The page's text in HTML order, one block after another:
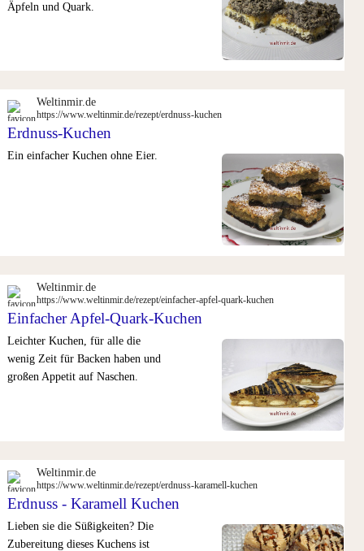
Äpfeln und Quark.
Weltinmir.de
https://www.weltinmir.de/rezept/erdnuss-kuchen
Erdnuss-Kuchen
Ein einfacher Kuchen ohne Eier.
Weltinmir.de
https://www.weltinmir.de/rezept/einfacher-apfel-quark-kuchen
Einfacher Apfel-Quark-Kuchen
Leichter Kuchen, für alle die
wenig Zeit für Backen haben und
großen Appetit auf Naschen.
Weltinmir.de
https://www.weltinmir.de/rezept/erdnuss-karamell-kuchen
Erdnuss - Karamell Kuchen
Lieben sie die Süßigkeiten? Die
Zubereitung dieses Kuchens ist